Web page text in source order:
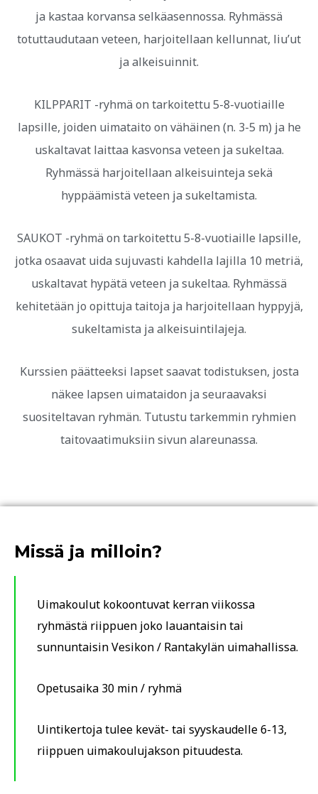
ja kastaa korvansa selkäasennossa. Ryhmässä
totuttaudutaan veteen, harjoitellaan kellunnat, liu’ut
ja alkeisuinnit.
KILPPARIT -ryhmä on tarkoitettu 5-8-vuotiaille
lapsille, joiden uimataito on vähäinen (n. 3-5 m) ja he
uskaltavat laittaa kasvonsa veteen ja sukeltaa.
Ryhmässä harjoitellaan alkeisuinteja sekä
hyppäämistä veteen ja sukeltamista.
SAUKOT -ryhmä on tarkoitettu 5-8-vuotiaille lapsille,
jotka osaavat uida sujuvasti kahdella lajilla 10 metriä,
uskaltavat hypätä veteen ja sukeltaa. Ryhmässä
kehitetään jo opittuja taitoja ja harjoitellaan hyppyjä,
sukeltamista ja alkeisuintilajeja.
Kurssien päätteeksi lapset saavat todistuksen, josta
näkee lapsen uimataidon ja seuraavaksi
suositeltavan ryhmän. Tutustu tarkemmin ryhmien
taitovaatimuksiin sivun alareunassa.
Missä ja milloin?
Uimakoulut kokoontuvat kerran viikossa
ryhmästä riippuen joko lauantaisin tai
sunnuntaisin Vesikon / Rantakylän uimahallissa.
Opetusaika 30 min / ryhmä
Uintikertoja tulee kevät- tai syyskaudelle 6-13,
riippuen uimakoulujakson pituudesta.